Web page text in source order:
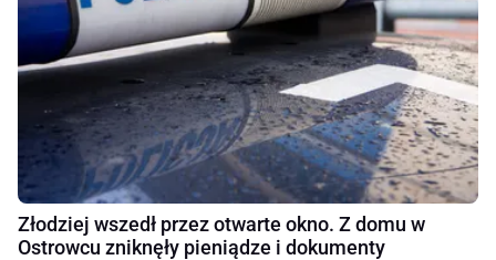
Złodziej wszedł przez otwarte okno. Z domu w
Ostrowcu zniknęły pieniądze i dokumenty